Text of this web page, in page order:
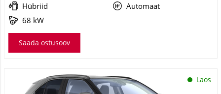
Hübriid
Automaat
68 kW
Saada ostusoov
Laos